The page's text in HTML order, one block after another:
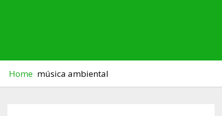
Home música ambiental